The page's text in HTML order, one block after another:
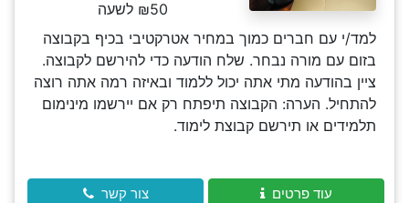
₪50 לשעה
למד/י עם חברים כמוך במחיר אטרקטיבי בכיף בקבוצה
בזום עם מורה נבחר. שלח הודעה כדי להירשם לקבוצה.
ציין בהודעה מתי אתה יכול ללמוד ובאיזה רמה אתה רוצה
להתחיל. הערה: הקבוצה תיפתח רק אם יירשמו מינימום
תלמידים או תירשם קבוצת לימוד.
עוד פרטים צור קשר